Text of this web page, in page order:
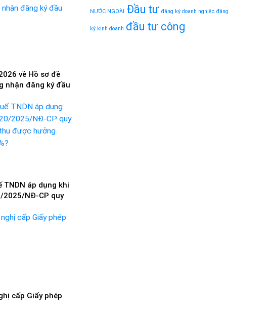
về Hồ sơ đề
nhận đăng ký đầu
TNDN áp dụng khi
2025/NĐ-CP quy
cấp Giấy phép
NƯỚC NGOÀI Đầu tư đăng ký doanh nghiệp đăng
ký kinh doanh đầu tư công